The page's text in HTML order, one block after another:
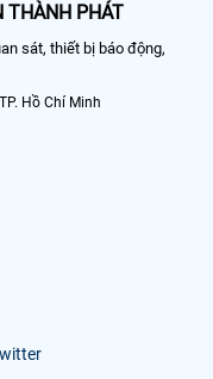
THÀNH PHÁT
sát, thiết bị báo động,
Hồ Chí Minh